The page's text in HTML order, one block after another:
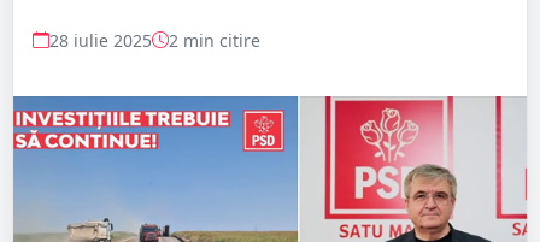
28 iulie 2025 2 min citire